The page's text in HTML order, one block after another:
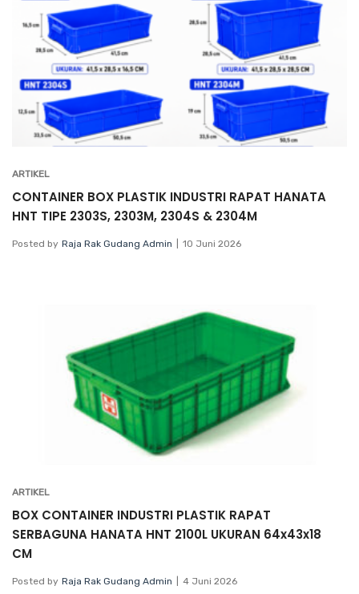
ARTIKEL
CONTAINER BOX PLASTIK INDUSTRI RAPAT HANATA
HNT TIPE 2303S, 2303M, 2304S & 2304M
Posted by Raja Rak Gudang Admin 10 Juni 2026
ARTIKEL
BOX CONTAINER INDUSTRI PLASTIK RAPAT
SERBAGUNA HANATA HNT 2100L UKURAN 64x43x18
CM
Posted by Raja Rak Gudang Admin 4 Juni 2026